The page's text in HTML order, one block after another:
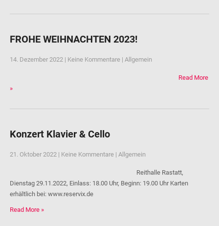
FROHE WEIHNACHTEN 2023!
14. Dezember 2022 | Keine Kommentare | Allgemein
Read More
»
Konzert Klavier & Cello
21. Oktober 2022 | Keine Kommentare | Allgemein
Reithalle Rastatt,
Dienstag 29.11.2022, Einlass: 18.00 Uhr, Beginn: 19.00 Uhr Karten
erhältlich bei: www.reservix.de
Read More »